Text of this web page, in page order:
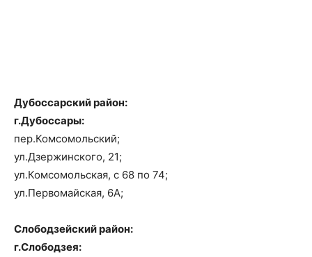
Дубоссарский район:
г.Дубоссары:
пер.Комсомольский;
ул.Дзержинского, 21;
ул.Комсомольская, с 68 по 74;
ул.Первомайская, 6А;
Слободзейский район:
г.Слободзея: